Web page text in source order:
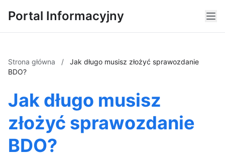
Portal Informacyjny
Strona główna /
Jak długo musisz złożyć sprawozdanie
BDO?
Jak długo musisz
złożyć sprawozdanie
BDO?